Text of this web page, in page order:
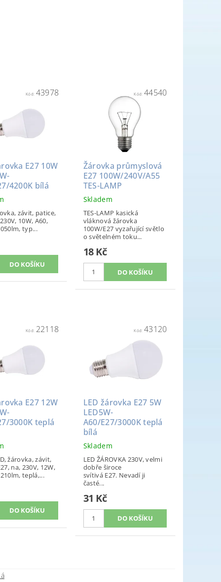
Kód: 43978
E27 10W
4200K bílá
závit, patice,
10W, A60,
typ...
Kód:44540
Žárovka průmyslová
E27 100W/240V/A55
TES-LAMP
Skladem
TES-LAMP kasická
vláknová žárovka
100W/E27 vyzařující světlo
o světelném toku...
18 Kč
Kód: 22118
E27 12W
3000K teplá
žárovka, závit,
na, 230V, 12W,
teplá,...
Kód:43120
LED žárovka E27 5W
LED5W-
A60/E27/3000K teplá
bílá
Skladem
LED ŽÁROVKA 230V, velmi
dobře široce
svítivá E27. Nevadí ji
časté...
31 Kč